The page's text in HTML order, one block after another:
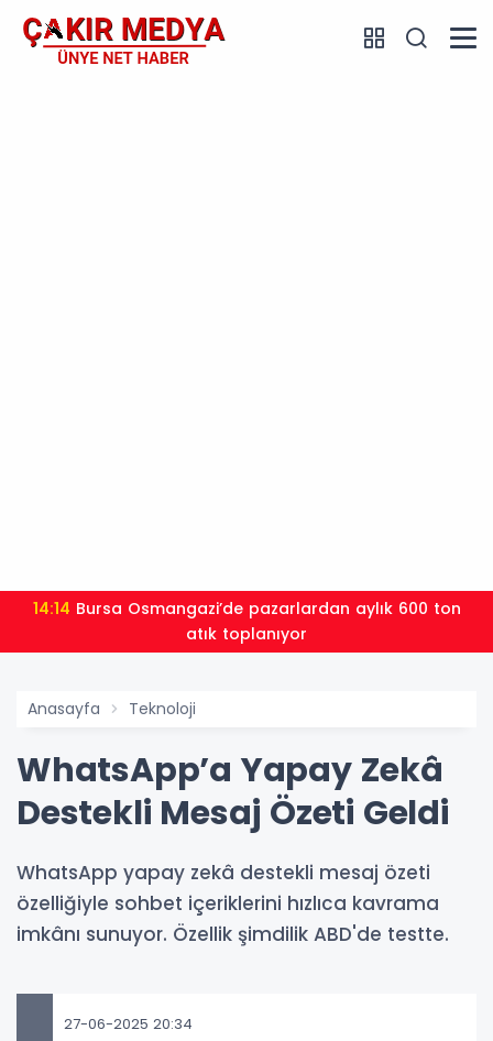
14:14
atık toplanıyor
Anasayfa Teknoloji
WhatsApp’a Yapay Zekâ
Destekli Mesaj Özeti Geldi
WhatsApp yapay zekâ destekli mesaj özeti
özelliğiyle sohbet içeriklerini hızlıca kavrama
imkânı sunuyor. Özellik şimdilik ABD'de testte.
27-06-2025 20:34